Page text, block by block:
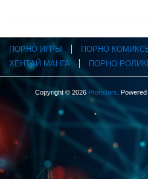
ПОРНО ИГРЫ ПОРНО
ХЕНТАЙ МАНГА
ПОРНО
Copyright © 2026 Pronstars .